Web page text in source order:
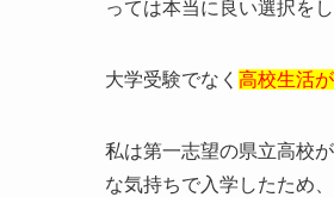
っては本当に良い選択を
大学受験でなく 高校生活
私は第一志望の県立高校
な気持ちで入学したため